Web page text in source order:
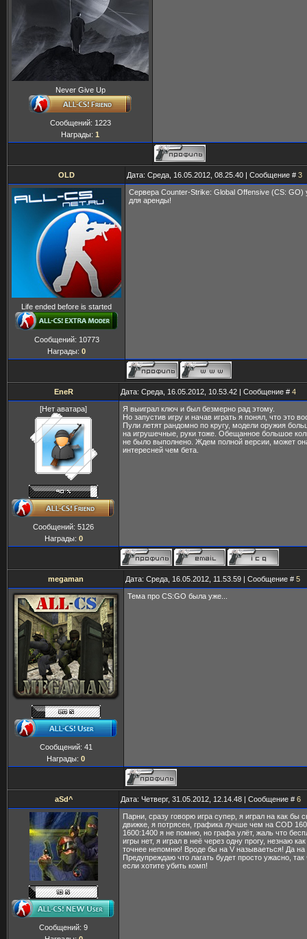
Never Give Up
Сообщений: 1223
Награды: 1
OLD Дата: Среда, 16.05.2012, 08.25.40 | Сообщение # 3
Life ended before is started
Сообщений: 10773
Награды: 0
Сервера Counter-Strike: Global Offensive (CS: GO)
для аренды!
EneR Дата: Среда, 16.05.2012, 10.53.42 | Сообщение # 4
[Нет аватара]
Сообщений: 5126
Награды: 0
Я выиграл ключ и был безмерно рад этому.
Но запустив игру и начав играть я понял, что это
Пули летят рандомно по кругу, модели оружия
на игрушечные, руки тоже. Обещанное большое
не было выполнено. Ждем полной версии, может
интересней чем бета.
megaman Дата: Среда, 16.05.2012, 11.53.59 | Сообщение # 5
Сообщений: 41
Награды: 0
Тема про CS:GO была уже...
aSd^ Дата: Четверг, 31.05.2012, 12.14.48 | Сообщение # 6
Сообщений: 9
Парни, сразу говорю игра супер, я играл на как бы
движке, я потрясен, графика лучше чем на COD
1600:1400 я не помню, но графа улёт, жаль что
игры нет, я играл в неё через одну прогу, незнаю
точнее непомню! Вроде бы на V называеться! Да на
Предупреждаю что лагать будет просто ужасно, так
если хотите убить комп!